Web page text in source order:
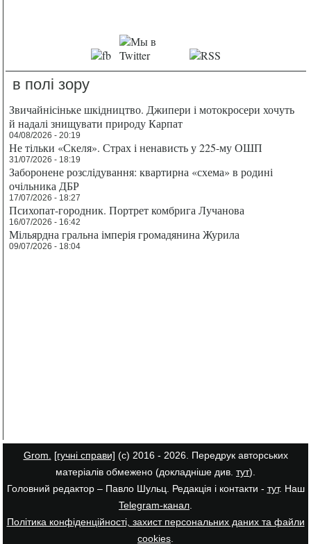
в полі зору
Звичайнісіньке шкідництво. Джипери і мотокросери хочуть
й надалі знищувати природу Карпат
04/08/2026 - 20:19
Не тільки «Скеля». Страх і ненависть у 225-му ОШП
31/07/2026 - 18:19
Заборонене розслідування: квартирна «схема» в родині
очільника ДБР
17/07/2026 - 18:27
Психопат-городник. Портрет комбрига Лучанова
16/07/2026 - 16:42
Мільярдна гральна імперія громадянина Журила
09/07/2026 - 18:04
Grom. [гучні справи] (с) 2016 - 2026. Передрук авторських
матеріалів обмежено (докладніше див. тут).
Головний редактор – Павло Шульц. Редакція і контакти - тут. Наш
Telegram-канал
Політика конфіденційності, захист персональних даних та файли
cookies